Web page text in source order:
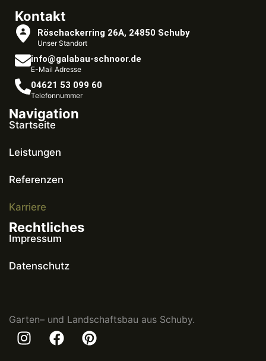
Garten– und Landschaftsbau aus Schuby.
Rechtliches
Impressum
Datenschutz
Navigation
Startseite
Leistungen
Referenzen
Karriere
Kontakt
Röschackerring 26A, 24850 Schuby
Unser Standort
info@galabau-schnoor.de
E-Mail Adresse
04621 53 099 60
Telefonnummer